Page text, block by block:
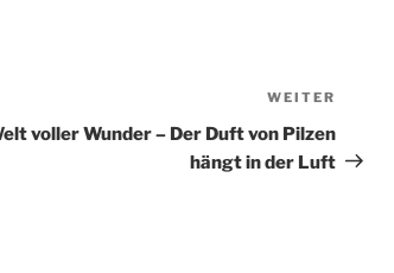
Beitrag
WEITER
voller Wunder – Der Duft von Pilzen
hängt in der Luft